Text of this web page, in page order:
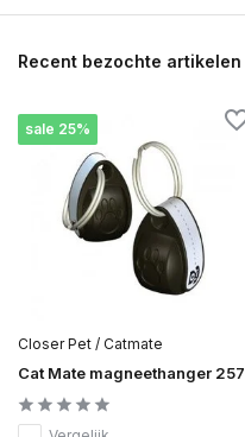
Recent bezochte artikelen
sale 25%
Closer Pet / Catmate
Cat Mate magneethanger 257